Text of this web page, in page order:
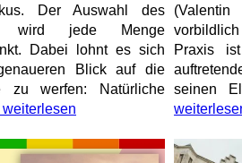
Der Auswahl des
wird jede Menge
Dabei lohnt es sich
Blick auf die
zu werfen: Natürliche
weiterlesen
Praxis
seinen